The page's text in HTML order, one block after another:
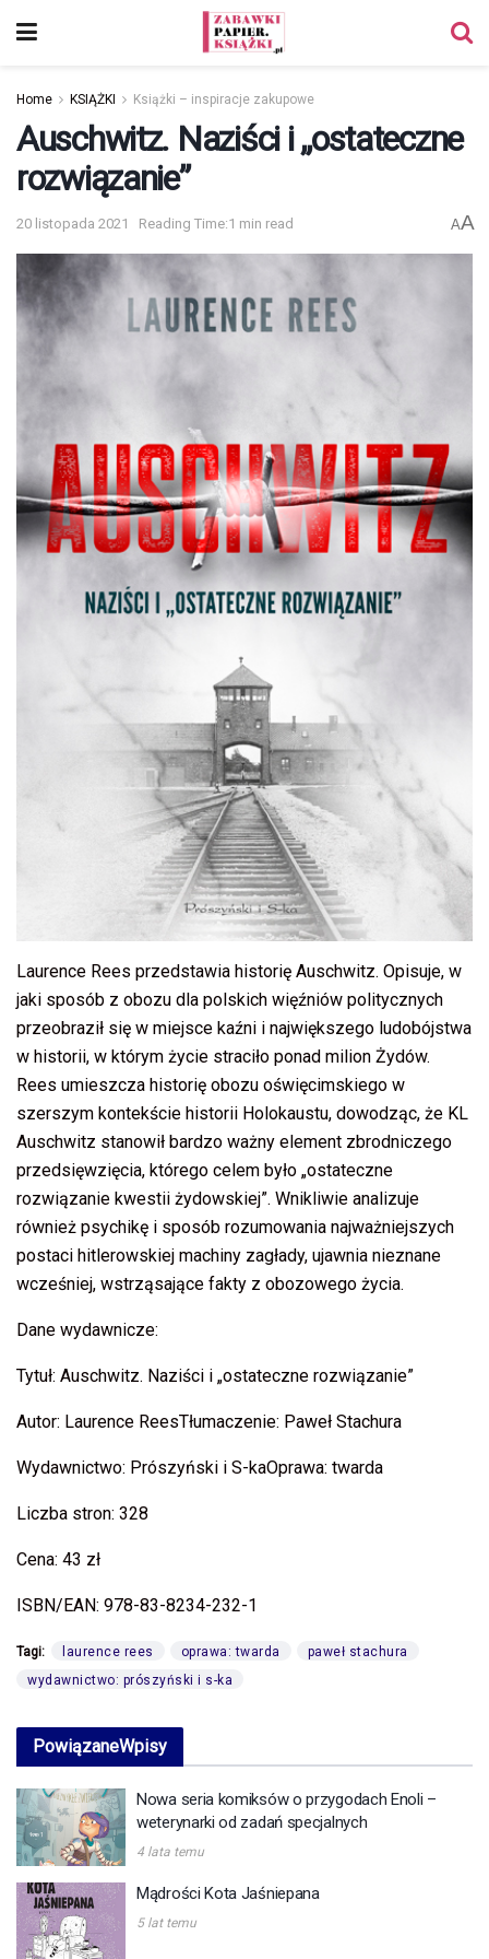
Home KSIĄŻKI Książki – inspiracje zakupowe
Auschwitz. Naziści i „ostateczne
rozwiązanie”
20 listopada 2021 Reading Time:1 min read AA
Laurence Rees przedstawia historię Auschwitz. Opisuje, w
jaki sposób z obozu dla polskich więźniów politycznych
przeobraził się w miejsce kaźni i największego ludobójstwa
w historii, w którym życie straciło ponad milion Żydów.
Rees umieszcza historię obozu oświęcimskiego w
szerszym kontekście historii Holokaustu, dowodząc, że KL
Auschwitz stanowił bardzo ważny element zbrodniczego
przedsięwzięcia, którego celem było „ostateczne
rozwiązanie kwestii żydowskiej”. Wnikliwie analizuje
również psychikę i sposób rozumowania najważniejszych
postaci hitlerowskiej machiny zagłady, ujawnia nieznane
wcześniej, wstrząsające fakty z obozowego życia.
Dane wydawnicze:
Tytuł: Auschwitz. Naziści i „ostateczne rozwiązanie”
Autor: Laurence ReesTłumaczenie: Paweł Stachura
Wydawnictwo: Prószyński i S-kaOprawa: twarda
Liczba stron: 328
Cena: 43 zł
ISBN/EAN: 978-83-8234-232-1
Tagi: laurence rees oprawa: twarda
paweł stachura
wydawnictwo: prószyński i s-ka
PowiązaneWpisy
Nowa seria komiksów o przygodach Enoli –
weterynarki od zadań specjalnych
4 lata temu
Mądrości Kota Jaśniepana
5 lat temu